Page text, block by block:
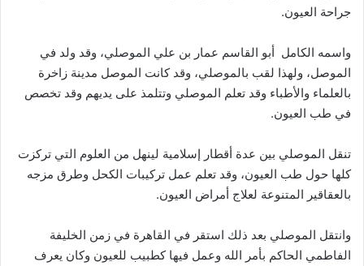
جراحة العيون.
واسمه الكامل أبو القاسم عمار بن علي الموصلي، وقد ولد في
الموصل، ولهذا لقب بالموصلي، وقد كانت الموصل مدينة زاخرة
بالعلماء والأطباء وقد تعلم الموصلي وتتلمذ على يديهم وقد تخصص
في طب العيون.
تنقل الموصلي بين عدة أقطار إسلامية لينهل من العلوم التي تركزت
كلها حول طب العيون، وقد تعلم عمل تركيبات الكحل وطرق مزجه
بالعقاقير المتنوعة لعلاج أمراض العيون.
وانتقل الموصلي بعد ذلك استقر في القاهرة في زمن الخليفة
الفاطمي الحاكم بأمر الله وعمل فيها كطبيب للعيون وكان يعرف